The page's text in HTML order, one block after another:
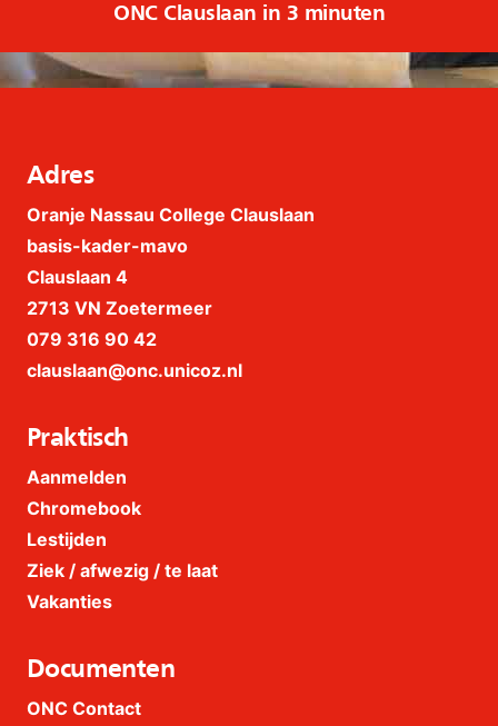
ONC Clauslaan in 3 minuten
Adres
Oranje Nassau College Clauslaan
basis-kader-mavo
Clauslaan 4
2713 VN Zoetermeer
079 316 90 42
clauslaan@onc.unicoz.nl
Praktisch
Aanmelden
Chromebook
Lestijden
Ziek / afwezig / te laat
Vakanties
Documenten
ONC Contact